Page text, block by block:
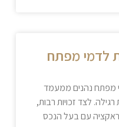
לדמי מפתח
מפתח נהנים ממעמד
לצד זכויות רבות,
עם בעל הנכס